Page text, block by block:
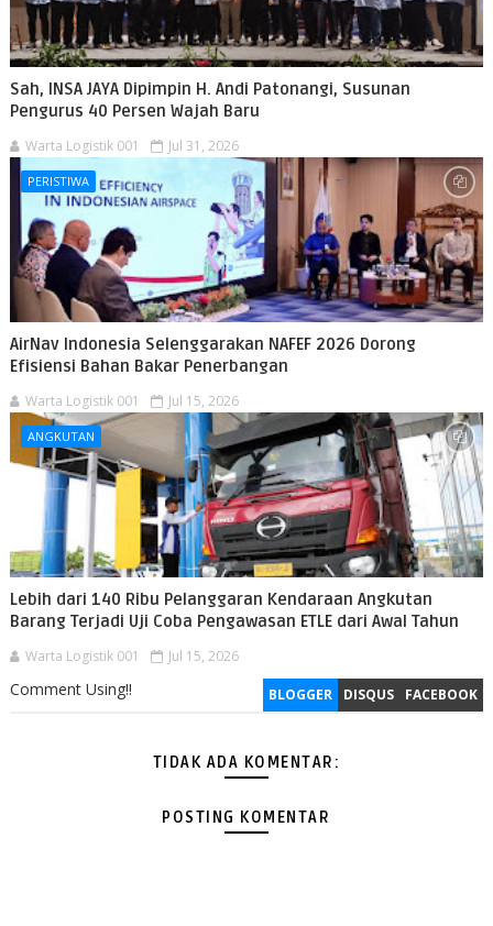
Sah, INSA JAYA Dipimpin H. Andi Patonangi, Susunan
Pengurus 40 Persen Wajah Baru
Warta Logistik 001 Jul 31, 2026
PERISTIWA
AirNav Indonesia Selenggarakan NAFEF 2026 Dorong
Efisiensi Bahan Bakar Penerbangan
Warta Logistik 001 Jul 15, 2026
ANGKUTAN
Lebih dari 140 Ribu Pelanggaran Kendaraan Angkutan
Barang Terjadi Uji Coba Pengawasan ETLE dari Awal Tahun
Warta Logistik 001 Jul 15, 2026
BLOGGER DISQUS FACEBOOK
Comment Using!!
TIDAK ADA KOMENTAR:
POSTING KOMENTAR